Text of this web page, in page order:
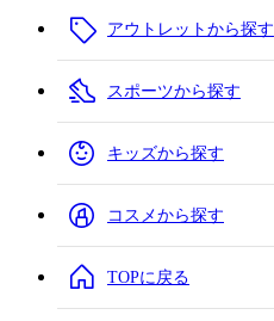
アウトレットから探す
スポーツから探す
キッズから探す
コスメから探す
TOPに戻る